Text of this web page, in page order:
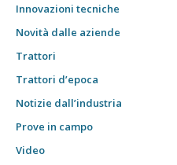
Innovazioni tecniche
Novità dalle aziende
Trattori
Trattori d’epoca
Notizie dall’industria
Prove in campo
Video